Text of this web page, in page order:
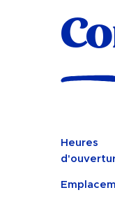
Heures